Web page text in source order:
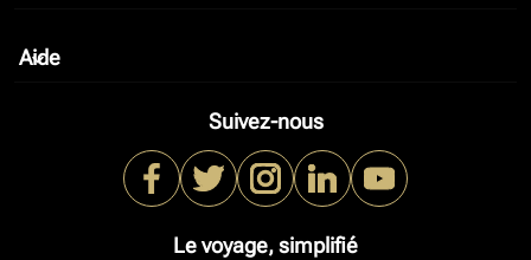
Aide
keyboard_arrow_down
Suivez-nous
Le voyage, simplifié